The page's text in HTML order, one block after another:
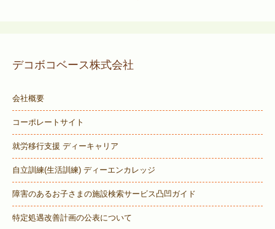
デコボコベース株式会社
会社概要
コーポレートサイト
就労移行支援 ディーキャリア
自立訓練(生活訓練) ディーエンカレッジ
障害のあるお子さまの施設検索サービス凸凹ガイド
特定処遇改善計画の公表について